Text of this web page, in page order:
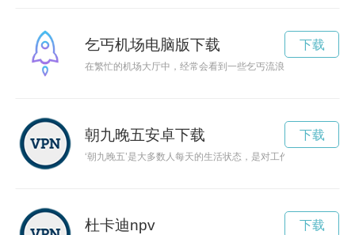
乞丐机场电脑版下载
在繁忙的机场大厅中，经常会看到一些乞丐流浪者在寻求帮助
下载
朝九晚五安卓下载
‘朝九晚五’是大多数人每天的生活状态，是对工作的一种习惯
下载
杜卡迪npv 下载